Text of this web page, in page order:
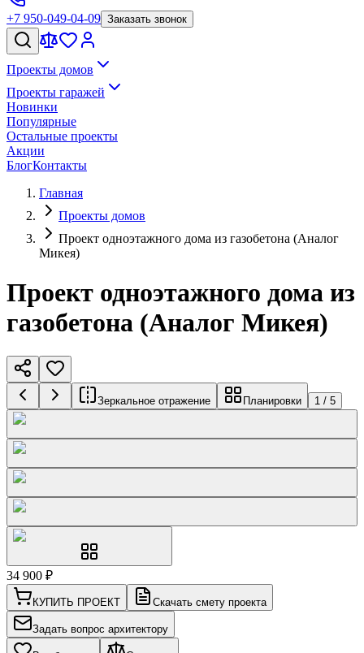
+7 950-049-04-09 Заказать звонок
Проекты домов
Проекты гаражей
Новинки
Популярные
Остальные проекты
Акции
БлогКонтакты
Главная
Проекты домов
Проект одноэтажного дома из газобетона (Аналог
Микея)
Проект одноэтажного дома из
газобетона (Аналог Микея)
Зеркальное отражение Планировки 1 / 5
34 900 ₽
КУПИТЬ ПРОЕКТ Скачать смету проекта
Задать вопрос архитектору